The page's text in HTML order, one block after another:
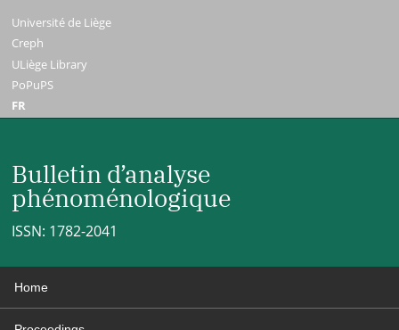
Université de Liège
Creph
ULiège Library
PoPuPS
FR
Bulletin d’analyse
phénoménologique
ISSN: 1782-2041
Home